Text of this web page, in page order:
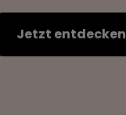
Jetzt entdecken